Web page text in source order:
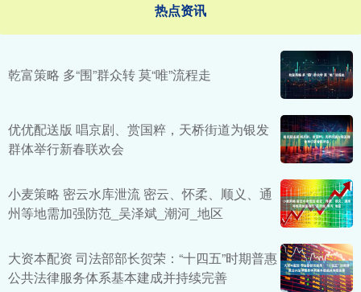
热点资讯
乾富策略 多“围”群众转 莫“唯”流程走
优优配送版 唱京剧、赏国粹，天桥街道为银发
群体举行新春联欢会
小麦策略 密云水库泄流 密云、怀柔、顺义、通
州等地需加强防范_吴泽斌_潮河_地区
大资本配资 司法部部长贺荣：“十四五”时期普惠
公共法律服务体系基本建成并持续完善